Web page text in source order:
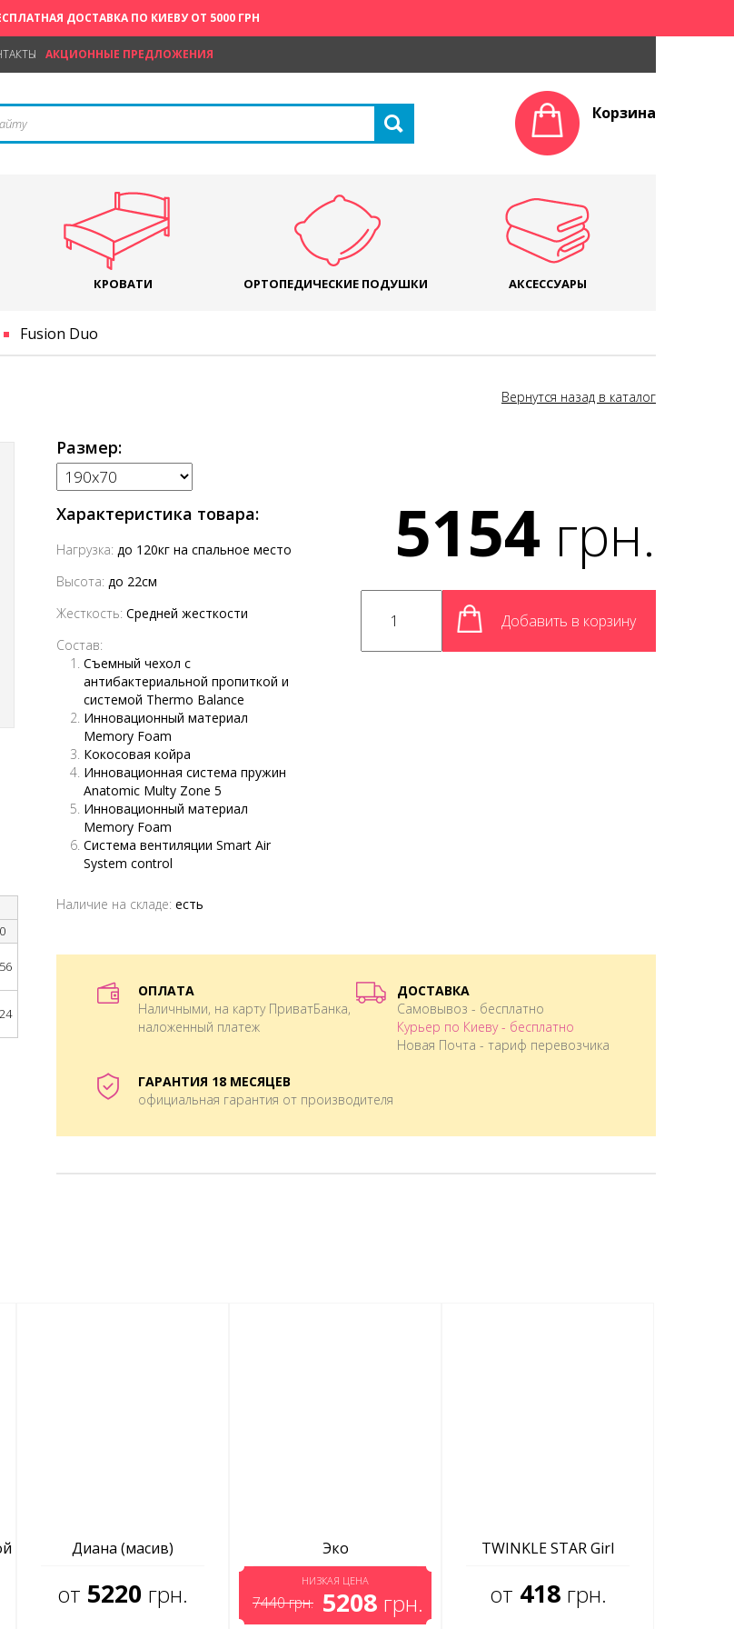
ДОСТАВКА ПО КИЕВУ ОТ 5000 ГРН
АКЦИОННЫЕ ПРЕДЛОЖЕНИЯ
Корзина
КРОВАТИ ОРТОПЕДИЧЕСКИЕ ПОДУШКИ АКСЕССУАРЫ
Fusion Duo
Вернутся назад в каталог
Размер:
Характеристика товара:
Нагрузка: до 120кг на спальное место
Высота: до 22см
Жесткость: Средней жесткости
Состав:
Съемный чехол с
антибактериальной пропиткой и
системой Thermo Balance
Инновационный материал
Memory Foam
Кокосовая койра
Инновационная система пружин
Anatomic Multy Zone 5
Инновационный материал
Memory Foam
Система вентиляции Smart Air
System control
Наличие на складе: есть
5154 грн.
Добавить в корзину
ОПЛАТА
Наличными, на карту ПриватБанка,
наложенный платеж
ДОСТАВКА
Самовывоз - бесплатно
Курьер по Киеву - бесплатно
Новая Почта - тариф перевозчика
ГАРАНТИЯ 18 МЕСЯЦЕВ
официальная гарантия от производителя
Диана (масив)
от 5220 грн.
Эко
НИЗКАЯ ЦЕНА
7440грн. 5208 грн.
TWINKLE STAR Girl
от 418 грн.